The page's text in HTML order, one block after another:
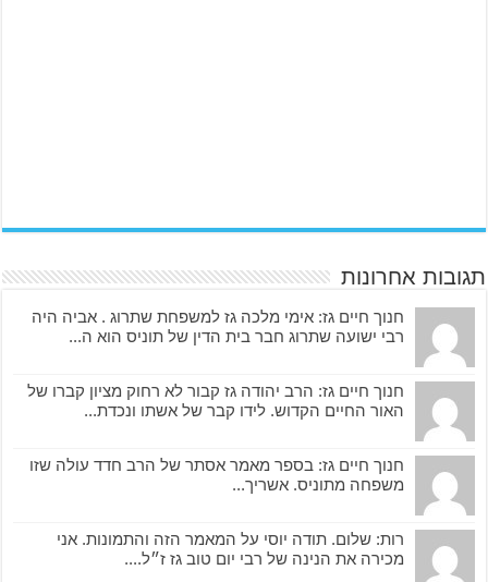
תגובות אחרונות
חנוך חיים גז: אימי מלכה גז למשפחת שתרוג . אביה היה
רבי ישועה שתרוג חבר בית הדין של תוניס הוא ה...
חנוך חיים גז: הרב יהודה גז קבור לא רחוק מציון קברו של
האור החיים הקדוש. לידו קבר של אשתו ונכדת...
חנוך חיים גז: בספר מאמר אסתר של הרב חדד עולה שזו
משפחה מתוניס. אשריך...
רות: שלום. תודה יוסי על המאמר הזה והתמונות. אני
מכירה את הנינה של רבי יום טוב גז ז״ל....